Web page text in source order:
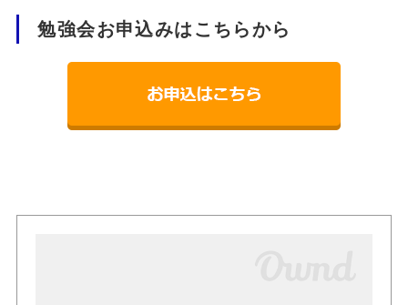
勉強会お申込みはこちらから